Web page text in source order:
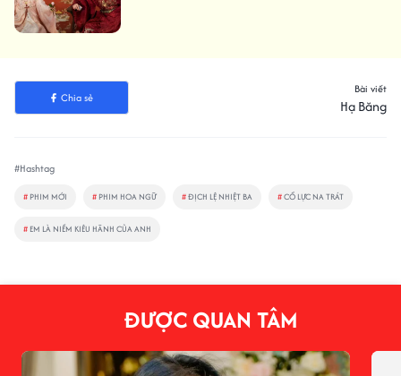
Chia sẻ
Bài viết
Hạ Băng
#Hashtag
# PHIM MỚI # PHIM HOA NGỮ #ĐỊCH LỆ NHIỆT BA #CỔ LỰC NA TRÁT
# EM LÀ NIỀM KIÊU HÃNH CỦA ANH
ĐƯỢC QUAN TÂM